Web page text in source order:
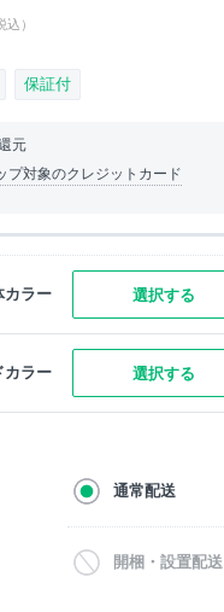
込）
保証付
元
プ対象のクレジットカード
カラー 選択する
カラー 選択する
通常配送
開梱・設置配送